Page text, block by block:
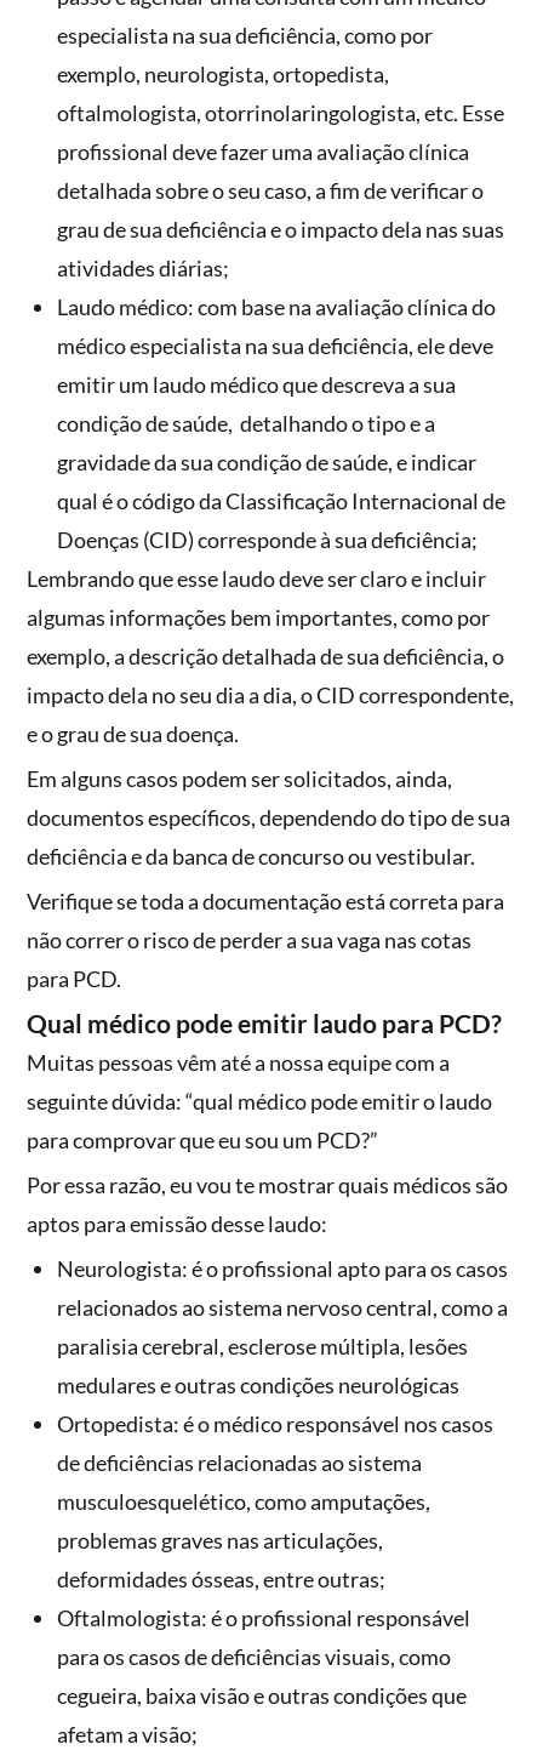
especialista na sua deficiência, como por
exemplo, neurologista, ortopedista,
oftalmologista, otorrinolaringologista, etc. Esse
profissional deve fazer uma avaliação clínica
detalhada sobre o seu caso, a fim de verificar o
grau de sua deficiência e o impacto dela nas suas
atividades diárias;
Laudo médico: com base na avaliação clínica do
médico especialista na sua deficiência, ele deve
emitir um laudo médico que descreva a sua
condição de saúde, detalhando o tipo e a
gravidade da sua condição de saúde, e indicar
qual é o código da Classificação Internacional de
Doenças (CID) corresponde à sua deficiência;
Lembrando que esse laudo deve ser claro e incluir
algumas informações bem importantes, como por
exemplo, a descrição detalhada de sua deficiência, o
impacto dela no seu dia a dia, o CID correspondente,
e o grau de sua doença.
Em alguns casos podem ser solicitados, ainda,
documentos específicos, dependendo do tipo de sua
deficiência e da banca de concurso ou vestibular.
Verifique se toda a documentação está correta para
não correr o risco de perder a sua vaga nas cotas
para PCD.
Qual médico pode emitir laudo para PCD?
Muitas pessoas vêm até a nossa equipe com a
seguinte dúvida: “qual médico pode emitir o laudo
para comprovar que eu sou um PCD?”
Por essa razão, eu vou te mostrar quais médicos são
aptos para emissão desse laudo:
Neurologista: é o profissional apto para os casos
relacionados ao sistema nervoso central, como a
paralisia cerebral, esclerose múltipla, lesões
medulares e outras condições neurológicas
Ortopedista: é o médico responsável nos casos
de deficiências relacionadas ao sistema
musculoesquelético, como amputações,
problemas graves nas articulações,
deformidades ósseas, entre outras;
Oftalmologista: é o profissional responsável
para os casos de deficiências visuais, como
cegueira, baixa visão e outras condições que
afetam a visão;